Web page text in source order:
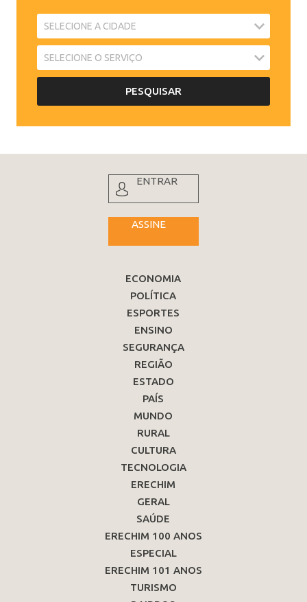
ENTRAR
ASSINE
ECONOMIA
POLÍTICA
ESPORTES
ENSINO
SEGURANÇA
REGIÃO
ESTADO
PAÍS
MUNDO
RURAL
CULTURA
TECNOLOGIA
ERECHIM
GERAL
SAÚDE
ERECHIM 100 ANOS
ESPECIAL
ERECHIM 101 ANOS
TURISMO